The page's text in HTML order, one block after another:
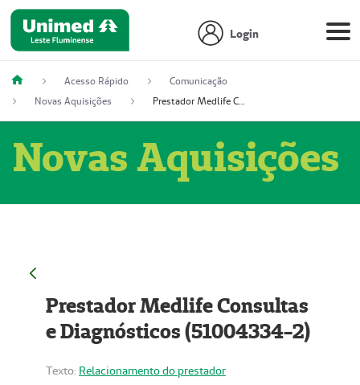
Login
Acesso Rápido
Comunicação
Novas Aquisições
Prestador Medlife Consultas e Diagnósticos (51004334-2)
Novas Aquisições
Prestador Medlife Consultas
e Diagnósticos (51004334-2)
Texto: Relacionamento do prestador